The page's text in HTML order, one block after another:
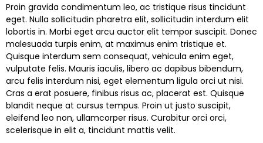
Proin gravida condimentum leo, ac tristique risus tincidunt
eget. Nulla sollicitudin pharetra elit, sollicitudin interdum elit
lobortis in. Morbi eget arcu auctor elit tempor suscipit. Donec
malesuada turpis enim, at maximus enim tristique et.
Quisque interdum sem consequat, vehicula enim eget,
vulputate felis. Mauris iaculis, libero ac dapibus bibendum,
arcu felis interdum nisi, eget elementum ligula orci ut nisi.
Cras a erat posuere, finibus risus ac, placerat est. Quisque
blandit neque at cursus tempus. Proin ut justo suscipit,
eleifend leo non, ullamcorper risus. Curabitur orci orci,
scelerisque in elit a, tincidunt mattis velit.